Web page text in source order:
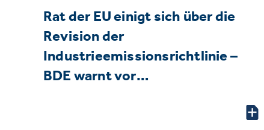
Rat der EU einigt sich über die
Revision der
Industrieemissionsrichtlinie –
BDE warnt vor…